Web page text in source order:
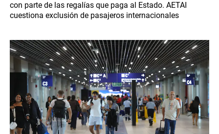
con parte de las regalías que paga al Estado. AETAI
cuestiona exclusión de pasajeros internacionales